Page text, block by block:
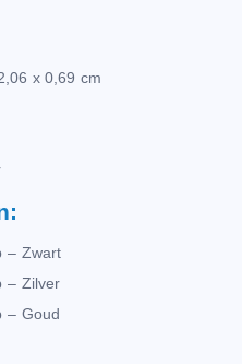
x 0,69 cm
– Zwart
– Zilver
– Goud